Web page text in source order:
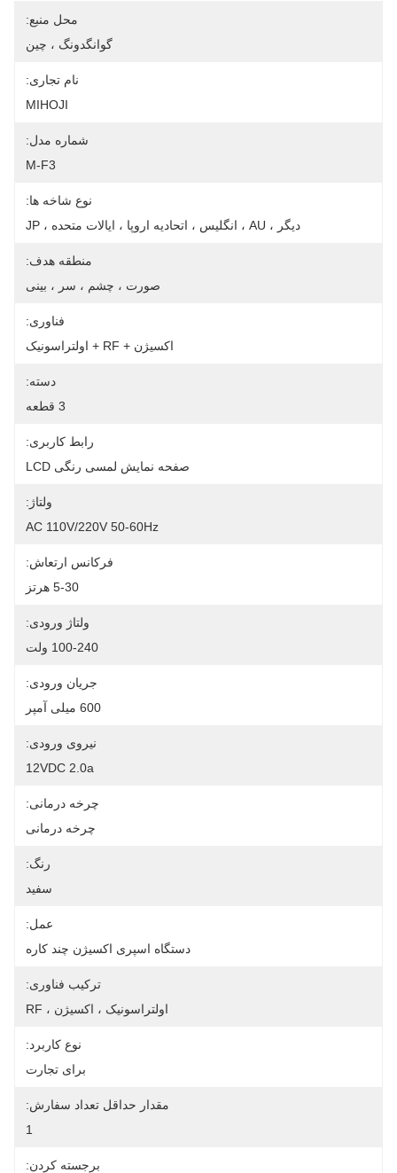
محل منبع:
گوانگدونگ ، چین
نام تجاری:
MIHOJI
شماره مدل:
M-F3
نوع شاخه ها:
دیگر ، AU ، انگلیس ، اتحادیه اروپا ، ایالات متحده ، JP
منطقه هدف:
صورت ، چشم ، سر ، بینی
فناوری:
اکسیژن + RF + اولتراسونیک
دسته:
3 قطعه
رابط کاربری:
صفحه نمایش لمسی رنگی LCD
ولتاژ:
AC 110V/220V 50-60Hz
فرکانس ارتعاش:
5-30 هرتز
ولتاژ ورودی:
100-240 ولت
جریان ورودی:
600 میلی آمپر
نیروی ورودی:
12VDC 2.0a
چرخه درمانی:
چرخه درمانی
رنگ:
سفید
عمل:
دستگاه اسپری اکسیژن چند کاره
ترکیب فناوری:
اولتراسونیک ، اکسیژن ، RF
نوع کاربرد:
برای تجارت
مقدار حداقل تعداد سفارش:
1
برجسته کردن: